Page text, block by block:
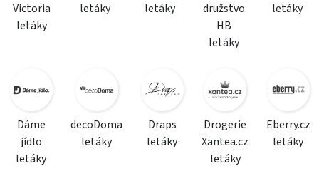
Victoria
letáky
letáky
letáky
družstvo
HB
letáky
letáky
Dáme
jídlo
letáky
decoDoma
letáky
Draps
letáky
Drogerie
Xantea.cz
letáky
Eberry.cz
letáky